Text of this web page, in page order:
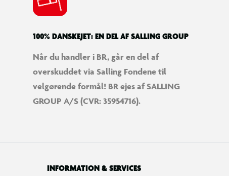
100% DANSKEJET: EN DEL AF SALLING GROUP
Når du handler i BR, går en del af
overskuddet via Salling Fondene til
velgørende formål! BR ejes af SALLING
GROUP A/S (CVR: 35954716).
INFORMATION & SERVICES